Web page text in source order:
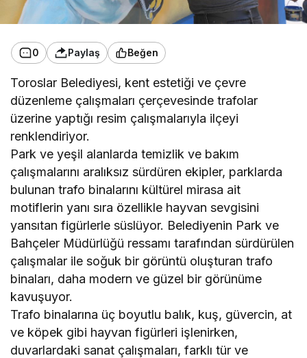
0 Paylaş Beğen
Toroslar Belediyesi, kent estetiği ve çevre
düzenleme çalışmaları çerçevesinde trafolar
üzerine yaptığı resim çalışmalarıyla ilçeyi
renklendiriyor.
Park ve yeşil alanlarda temizlik ve bakım
çalışmalarını aralıksız sürdüren ekipler, parklarda
bulunan trafo binalarını kültürel mirasa ait
motiflerin yanı sıra özellikle hayvan sevgisini
yansıtan figürlerle süslüyor. Belediyenin Park ve
Bahçeler Müdürlüğü ressamı tarafından sürdürülen
çalışmalar ile soğuk bir görüntü oluşturan trafo
binaları, daha modern ve güzel bir görünüme
kavuşuyor.
Trafo binalarına üç boyutlu balık, kuş, güvercin, at
ve köpek gibi hayvan figürleri işlenirken,
duvarlardaki sanat çalışmaları, farklı tür ve